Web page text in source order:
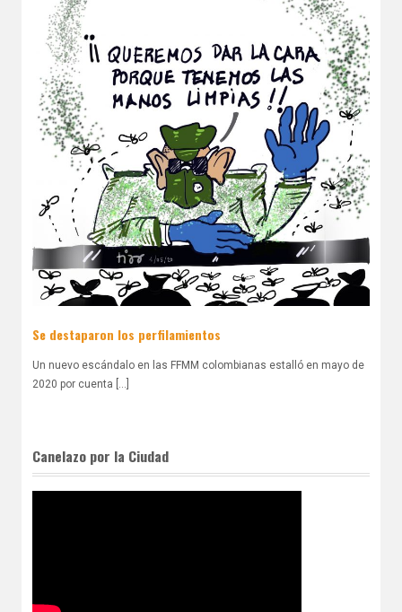
Se destaparon los perfilamientos
Un nuevo escándalo en las FFMM colombianas estalló en mayo de
2020 por cuenta [...]
Canelazo por la Ciudad